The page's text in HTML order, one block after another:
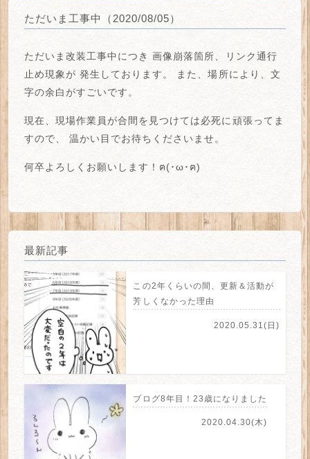
ただいま工事中（2020/08/05）
ただいま改装工事中につき 画像崩落箇所、リンク通行
止め現象が 発生しております。 また、場所により、 文
字の余白がすごいです。
現在、現場作業員が合間を見つけては必死に頑張ってま
すので、
温かい目でお待ちくださいませ。
何卒よろしくお願いします！ฅ(･ω･ฅ)
最新記事
この2年くらいの間、更新＆活動が
芳しくなかった理由
2020.05.31(日)
ブログ8年目！23歳になりました
2020.04.30(木)